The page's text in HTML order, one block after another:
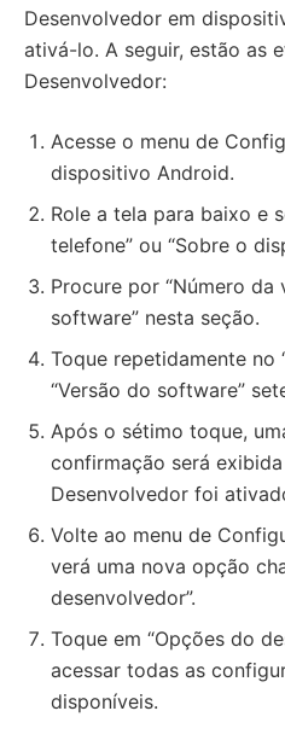
Desenvolvedor em
ativá-lo. A seguir, estão as
Desenvolvedor:
Acesse o menu de
dispositivo Android.
Role a tela para baixo e
telefone” ou “Sobre o
Procure por “Número da
software” nesta seção.
Toque repetidamente no
“Versão do software”
Após o sétimo toque,
confirmação será
Desenvolvedor foi
Volte ao menu de
verá uma nova opção
desenvolvedor”.
Toque em “Opções do
acessar todas as
disponíveis.